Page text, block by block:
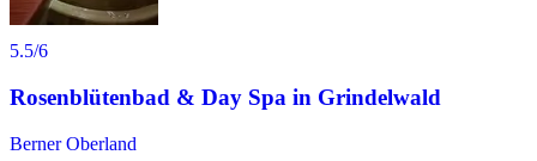
5.5/6
Rosenblütenbad & Day Spa in Grindelwald
Berner Oberland